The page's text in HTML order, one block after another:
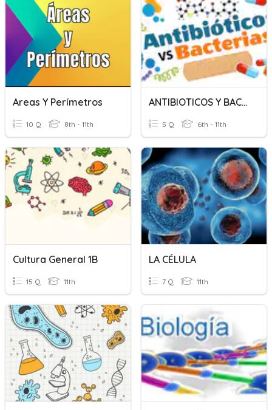
Areas Y Perímetros
10 Q 8th - 11th
ANTIBIOTICOS Y BACTERIAS
5 Q 6th - 11th
Cultura General 1B
15 Q 11th
LA CÉLULA
7 Q 11th